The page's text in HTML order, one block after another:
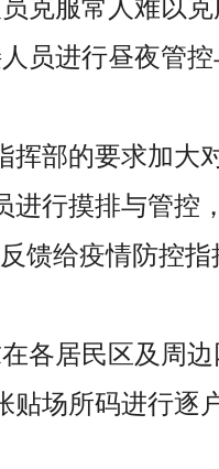
克服常人难以克
员进行昼夜管控
挥部的要求加大
进行摸排与管控
馈给疫情防控指
各居民区及周边
贴场所码进行逐